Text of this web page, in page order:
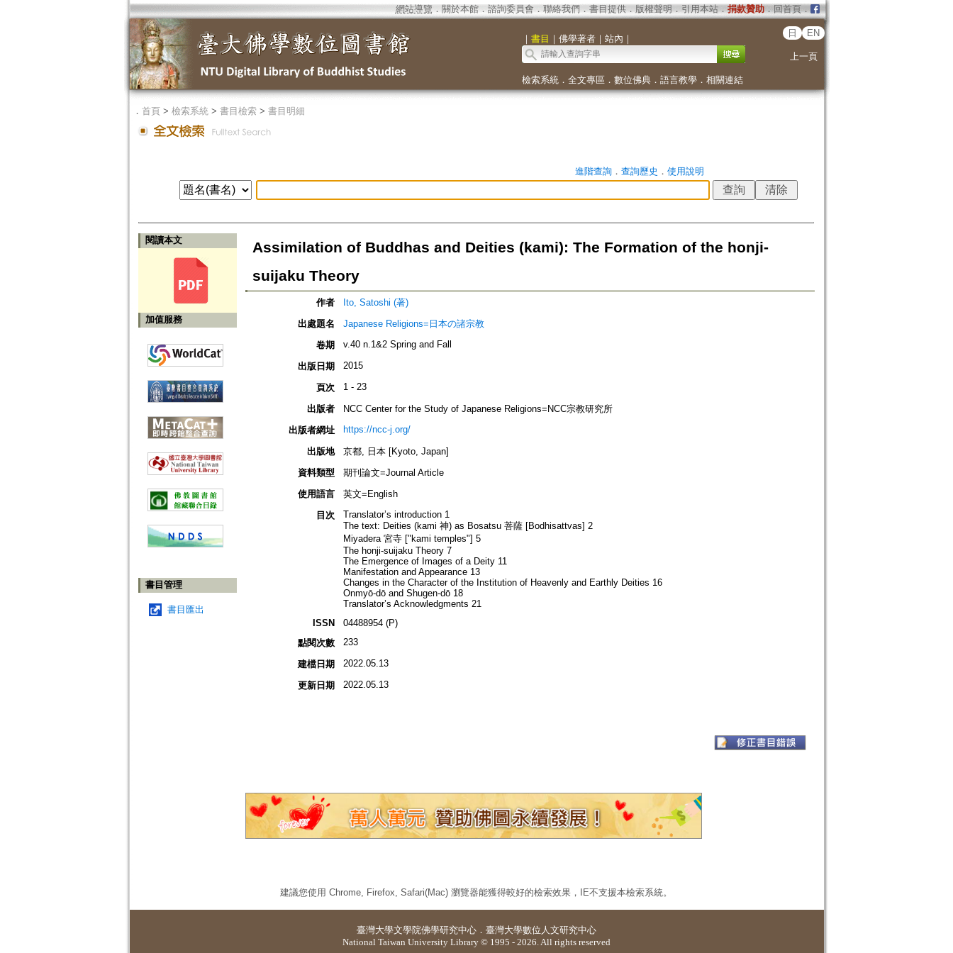
網站導覽 ． 關於本館． 諮詢委員會． 聯絡我們 ． 書目提供． 版權聲明 ． 引用本站． 捐款贊助．回首頁．
｜ 書目 ｜ 佛學著者｜ 站內 ｜
日 EN
上一頁
檢索系統． 全文專區 ． 數位佛典． 語言教學． 相關連結
． 首頁> 檢索系統> 書目檢索> 書目明細
進階查詢． 查詢歷史 ． 使用說明
閱讀本文
加值服務
書目管理
書目匯出
Assimilation of Buddhas and Deities (kami): The Formation of the honji-
suijaku Theory
作者
Ito, Satoshi (著)
出處題名
Japanese Religions=日本の諸宗教
卷期
v.40 n.1&2 Spring and Fall
出版日期 2015
頁次 1 - 23
出版者
NCC Center for the Study of Japanese Religions=NCC宗教研究所
出版者網址
https://ncc-j.org/
出版地
京都, 日本 [Kyoto, Japan]
資料類型
期刊論文=Journal Article
使用語言
英文=English
目次
Translator’s introduction 1
The text: Deities (kami 神) as Bosatsu 菩薩 [Bodhisattvas] 2
Miyadera 宮寺 ["kami temples"] 5
The honji-suijaku Theory 7
The Emergence of Images of a Deity 11
Manifestation and Appearance 13
Changes in the Character of the Institution of Heavenly and Earthly Deities 16
Onmyō-dō and Shugen-dō 18
Translator’s Acknowledgments 21
ISSN
04488954 (P)
點閱次數
233
建檔日期 2022.05.13
更新日期 2022.05.13
建議您使用 Chrome, Firefox, Safari(Mac) 瀏覽器能獲得較好的檢索效果，IE不支援本檢索系統。
臺灣大學文學院佛學研究中心 ． 臺灣大學數位人文研究中心
National Taiwan University Library © 1995 - 2026. All rights reserved